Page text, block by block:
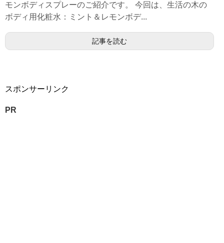
モンボディスプレーのご紹介です。 今回は、生活の木の
ボディ用化粧水：ミント＆レモンボデ...
記事を読む
スポンサーリンク
PR